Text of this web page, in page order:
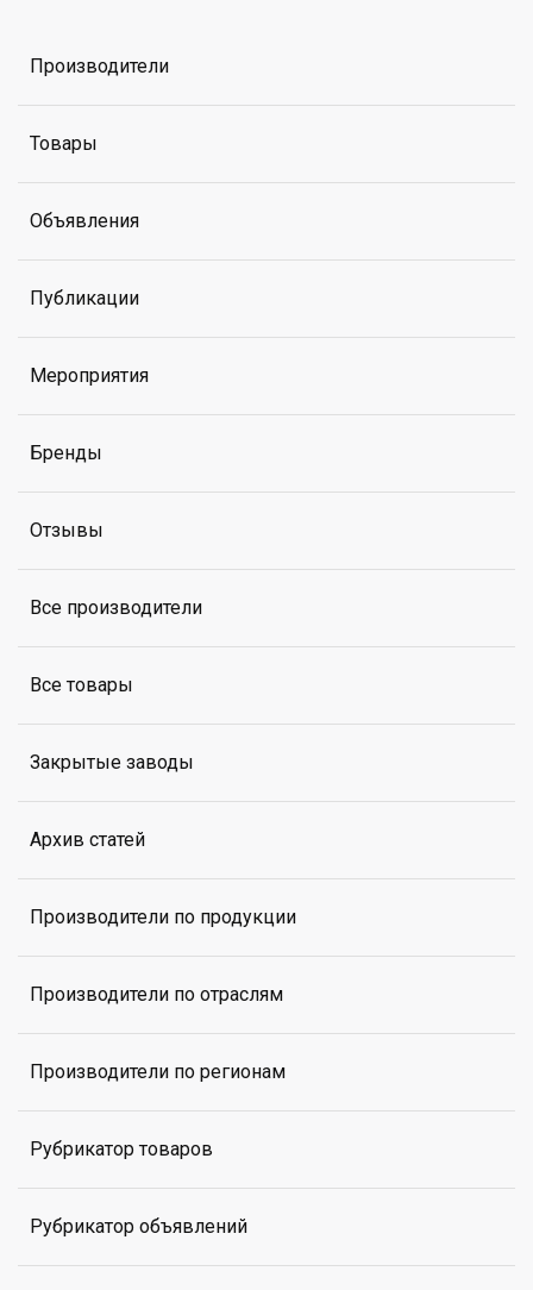
Производители
Товары
Объявления
Публикации
Мероприятия
Бренды
Отзывы
Все производители
Все товары
Закрытые заводы
Архив статей
Производители по продукции
Производители по отраслям
Производители по регионам
Рубрикатор товаров
Рубрикатор объявлений